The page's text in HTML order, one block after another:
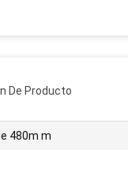
De Producto
480m m